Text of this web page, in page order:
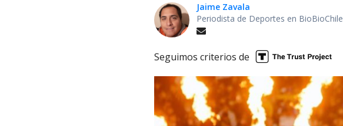
Jaime Zavala
Periodista de Deportes en BioBioChile
Seguimos criterios de